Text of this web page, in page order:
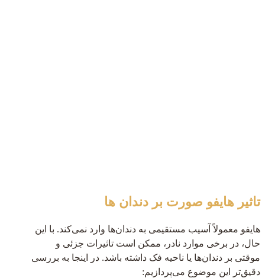
تاثیر هایفو صورت بر دندان ها
هایفو معمولاً آسیب مستقیمی به دندان‌ها وارد نمی‌کند. با این
حال، در برخی موارد نادر، ممکن است تاثیرات جزئی و
موقتی بر دندان‌ها یا ناحیه فک داشته باشد. در اینجا به بررسی
دقیق‌تر این موضوع می‌پردازیم: